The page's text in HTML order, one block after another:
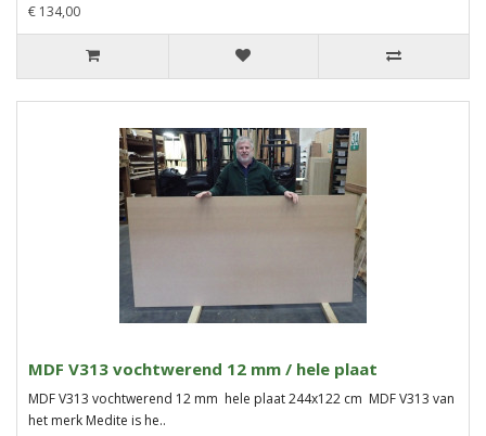
€ 134,00
MDF V313 vochtwerend 12 mm / hele plaat
MDF V313 vochtwerend 12 mm hele plaat 244x122 cm MDF V313 van
het merk Medite is he..